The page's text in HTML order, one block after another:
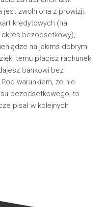
jest zwolniona z prowizji.
kredytowych (na
okres bezodsetkowy),
na jakimś dobrym
temu płacisz rachunek
bankowi bez
warunkiem, że nie
bezodsetkowego, to
pisał w kolejnych